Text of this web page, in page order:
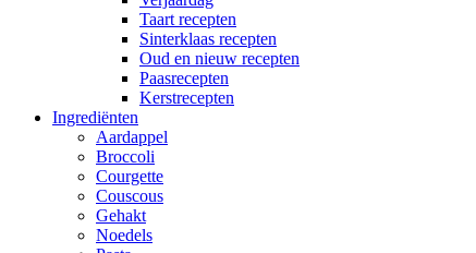
Taart recepten
Sinterklaas recepten
Oud en nieuw recepten
Paasrecepten
Kerstrecepten
Ingrediënten
Aardappel
Broccoli
Courgette
Couscous
Gehakt
Noedels